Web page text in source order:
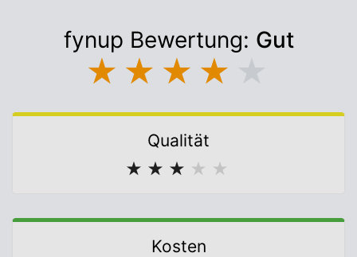
fynup Bewertung: Gut
★ ★ ★ ★
Qualität
★ ★ ★ ★ ★
Kosten